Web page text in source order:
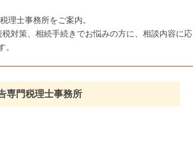
理士事務所をご案内。
対策、相続手続きでお悩みの方に、相談内容に応
専門税理士事務所